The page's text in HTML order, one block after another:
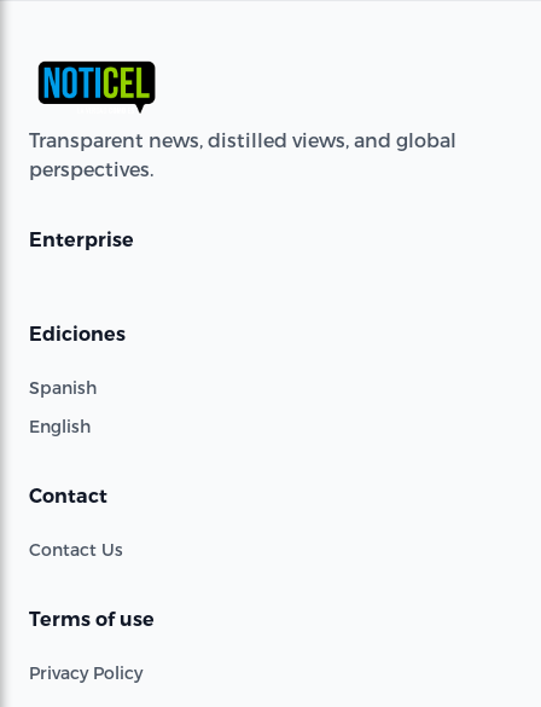
Transparent news, distilled views, and global
perspectives.
Enterprise
Ediciones
Spanish
English
Contact
Contact Us
Terms of use
Privacy Policy